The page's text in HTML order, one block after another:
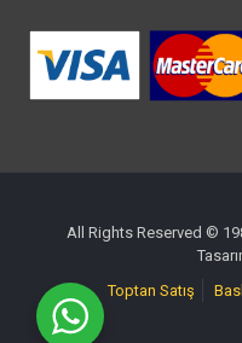
All Rights Reserved ©
Toptan Satış